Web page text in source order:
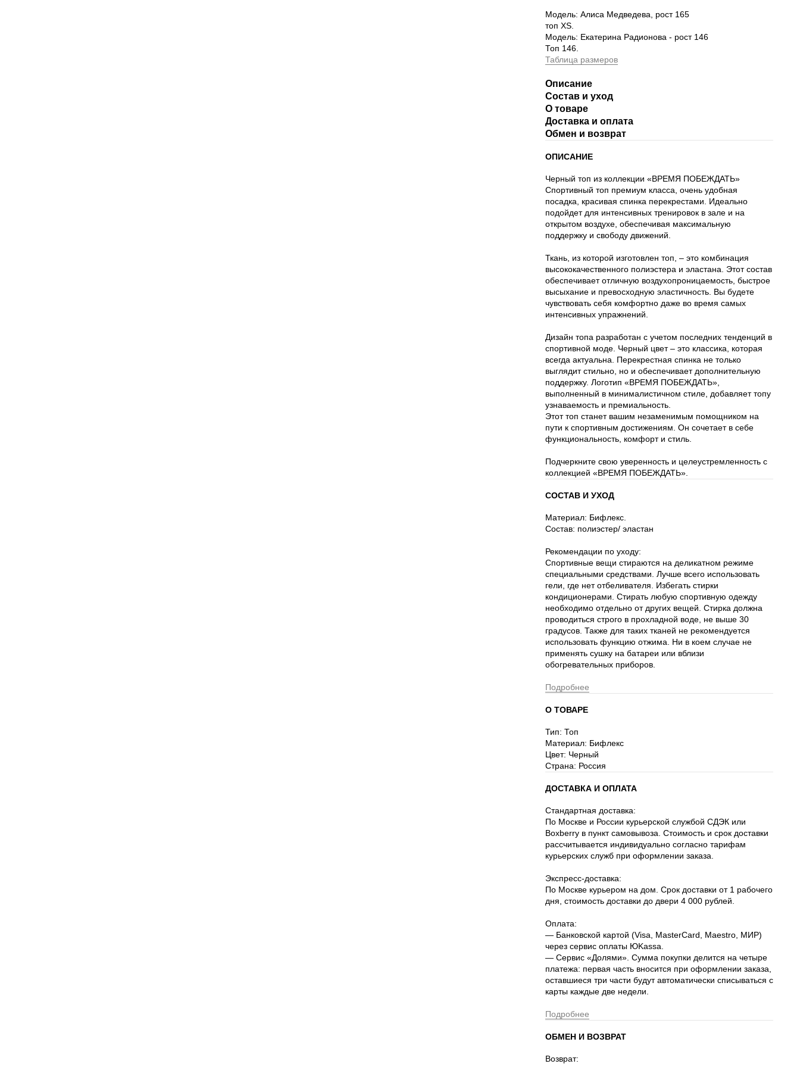
Модель: Алиса Медведева, рост 165
топ XS.
Модель: Екатерина Радионова - рост 146
Топ 146.
Таблица размеров
Описание
Состав и уход
О товаре
Доставка и оплата
Обмен и возврат
ОПИСАНИЕ
Черный топ из коллекции «ВРЕМЯ ПОБЕЖДАТЬ»
Спортивный топ премиум класса, очень удобная
посадка, красивая спинка перекрестами. Идеально
подойдет для интенсивных тренировок в зале и на
открытом воздухе, обеспечивая максимальную
поддержку и свободу движений.
Ткань, из которой изготовлен топ, – это комбинация
высококачественного полиэстера и эластана. Этот состав
обеспечивает отличную воздухопроницаемость, быстрое
высыхание и превосходную эластичность. Вы будете
чувствовать себя комфортно даже во время самых
интенсивных упражнений.
Дизайн топа разработан с учетом последних тенденций в
спортивной моде. Черный цвет – это классика, которая
всегда актуальна. Перекрестная спинка не только
выглядит стильно, но и обеспечивает дополнительную
поддержку. Логотип «ВРЕМЯ ПОБЕЖДАТЬ»,
выполненный в минималистичном стиле, добавляет топу
узнаваемость и премиальность.
Этот топ станет вашим незаменимым помощником на
пути к спортивным достижениям. Он сочетает в себе
функциональность, комфорт и стиль.
Подчеркните свою уверенность и целеустремленность с
коллекцией «ВРЕМЯ ПОБЕЖДАТЬ».
СОСТАВ И УХОД
Материал: Бифлекс.
Состав: полиэстер/ эластан
Рекомендации по уходу:
Спортивные вещи стираются на деликатном режиме
специальными средствами. Лучше всего использовать
гели, где нет отбеливателя. Избегать стирки
кондиционерами. Стирать любую спортивную одежду
необходимо отдельно от других вещей. Стирка должна
проводиться строго в прохладной воде, не выше 30
градусов. Также для таких тканей не рекомендуется
использовать функцию отжима. Ни в коем случае не
применять сушку на батареи или вблизи
обогревательных приборов.
Подробнее
О ТОВАРЕ
Тип: Топ
Материал: Бифлекс
Цвет: Черный
Страна: Россия
ДОСТАВКА И ОПЛАТА
Стандартная доставка:
По Москве и России курьерской службой СДЭК или
Boxberry в пункт самовывоза. Стоимость и срок доставки
рассчитывается индивидуально согласно тарифам
курьерских служб при оформлении заказа.
Экспресс-доставка:
По Москве курьером на дом. Срок доставки от 1 рабочего
дня, стоимость доставки до двери 4 000 рублей.
Оплата:
— Банковской картой (Visa, MasterCard, Maestro, МИР)
через сервис оплаты ЮKassa.
— Сервис «Долями». Сумма покупки делится на четыре
платежа: первая часть вносится при оформлении заказа,
оставшиеся три части будут автоматически списываться с
карты каждые две недели.
Подробнее
ОБМЕН И ВОЗВРАТ
Возврат: